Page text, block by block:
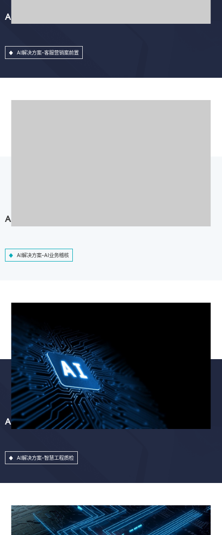
AI解决方案-客服营销案前置
AI解决方案-客服营销案前置
AI解决方案-AI业务稽核
AI解决方案-AI业务稽核
AI解决方案-智慧工程质检
AI解决方案-智慧工程质检